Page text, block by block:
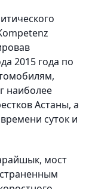
2015 года по
наиболее
Астаны, а
суток и
мост